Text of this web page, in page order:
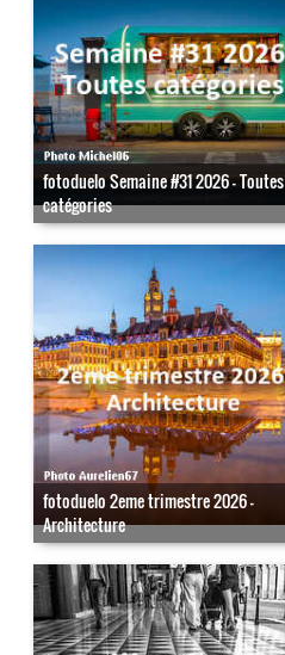
fotoduelo Semaine #31 2026 - Toutes
catégories
fotoduelo 2eme trimestre 2026 -
Architecture